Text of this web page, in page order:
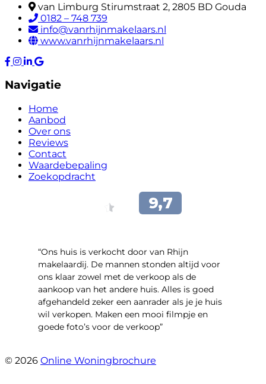
van Limburg Stirumstraat 2, 2805 BD Gouda
0182 – 748 739
info@vanrhijnmakelaars.nl
www.vanrhijnmakelaars.nl
Navigatie
Home
Aanbod
Over ons
Reviews
Contact
Waardebepaling
Zoekopdracht
“Ons huis is verkocht door van Rhijn
makelaardij. De mannen stonden altijd voor
ons klaar zowel met de verkoop als de
aankoop van het andere huis. Alles is goed
afgehandeld zeker een aanrader als je je huis
wil verkopen. Maken een mooi filmpje en
goede foto’s voor de verkoop”
© 2026 Online Woningbrochure